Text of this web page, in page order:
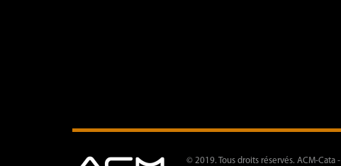
© 2019. Tous droits réservés. ACM-Cata -